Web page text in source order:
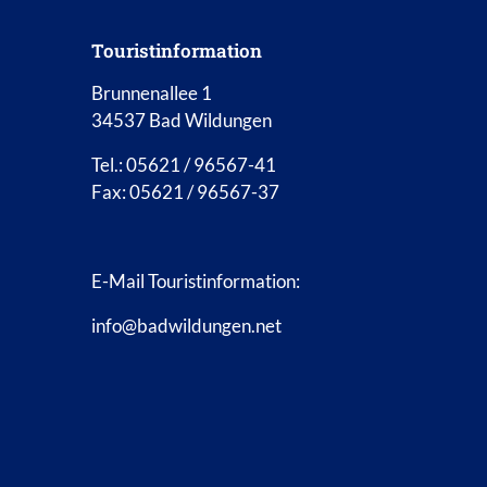
Touristinformation
Brunnenallee 1
34537 Bad Wildungen
Tel.: 05621 / 96567-41
Fax: 05621 / 96567-37
E-Mail Touristinformation:
info@badwildungen.net